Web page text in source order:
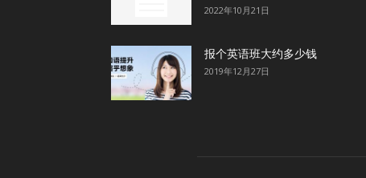
2022年10月21日
报个英语班大约多少钱
2019年12月27日